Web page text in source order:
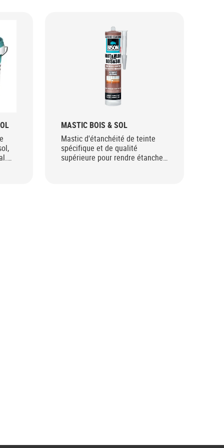
MASTIC BOIS & SOL
Mastic d'étanchéité de teinte
spécifique et de qualité
supérieure pour rendre étanches